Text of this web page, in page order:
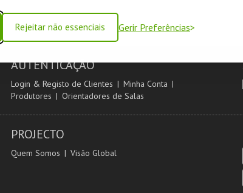
Rejeitar não essenciais Gerir Preferências
AUTENTICAÇÃO
Login & Registo de Clientes
Minha Conta
Produtores
Orientadores de Salas
PROJECTO
Quem Somos Visão Global